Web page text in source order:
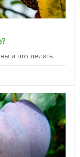
и что делать